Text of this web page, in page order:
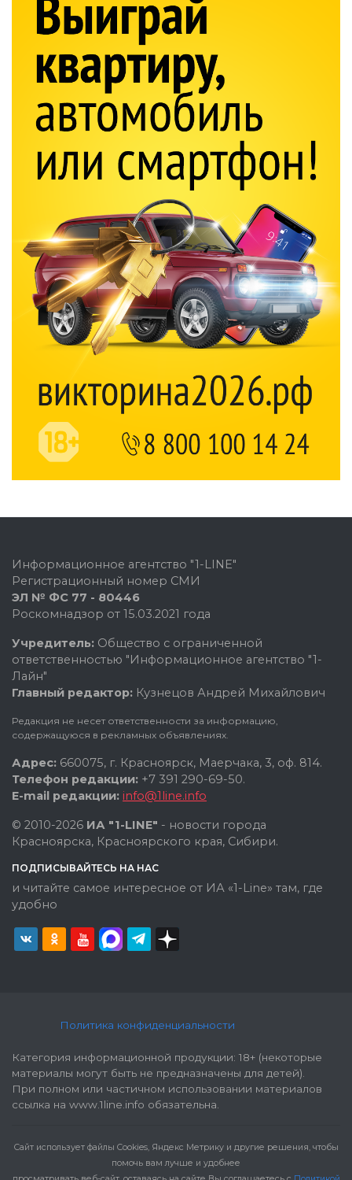
Информационное агентство "1-LINE"
Регистрационный номер СМИ
ЭЛ № ФС 77 - 80446
Роскомнадзор от 15.03.2021 года
Учредитель: Общество с ограниченной
ответственностью "Информационное агентство "1-
Лайн"
Главный редактор: Кузнецов Андрей Михайлович
Редакция не несет ответственности за информацию,
содержащуюся в рекламных объявлениях.
Адрес: 660075, г. Красноярск, Маерчака, 3, оф. 814.
Телефон редакции: +7 391 290-69-50.
E-mail редакции: info@1line.info
© 2010-2026 ИА "1-LINE" - новости города
Красноярска, Красноярского края, Сибири.
ПОДПИСЫВАЙТЕСЬ НА НАС
и читайте самое интересное от ИА «1-Line» там, где
удобно
Политика конфиденциальности
Категория информационной продукции: 18+ (некоторые
материалы могут быть не предназначены для детей).
При полном или частичном использовании материалов
ссылка на www.1line.info обязательна.
Cайт использует файлы Cookies, Яндекс Метрику и другие решения, чтобы
помочь вам лучше и удобнее